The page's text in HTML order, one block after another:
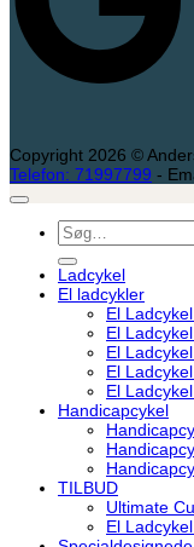
Copyright 2026 ©
Telefon: 71997799 -
Søg
efter:
Ladcykel
El ladcykler
El
El
El
El
El
Handicapcykel
TILBUD
Ultimate
El